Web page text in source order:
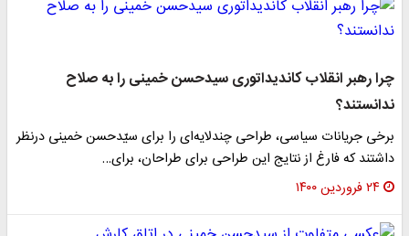
چرا رهبر انقلاب کاندیداتوری سیدحسن خمینی را به صلاح
ندانستند؟
برخی جریانات سیاسی،‌ طراحی چندلایه‌ای را برای سیّدحسن خمینی درنظر
داشتند که فارغ از نتایج این طراحی برای طراحان، برای…
۲۴ فروردین ۱۴۰۰